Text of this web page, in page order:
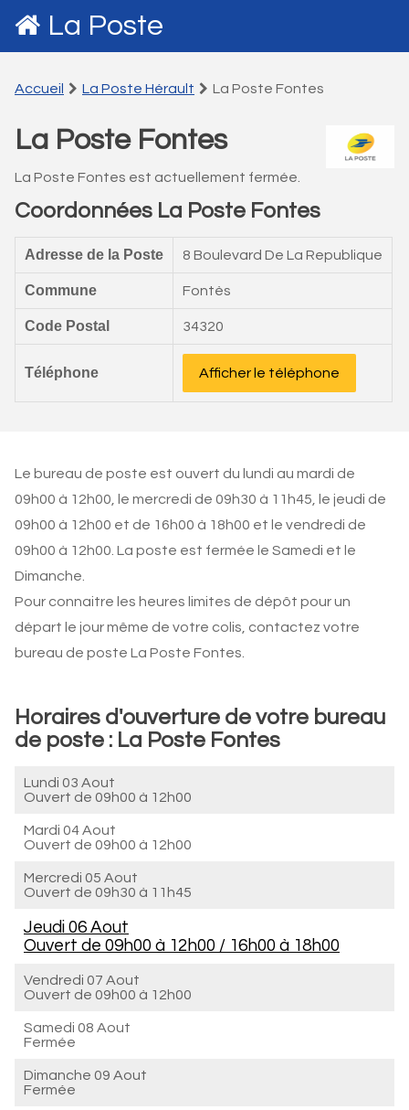
La Poste
Accueil La Poste Hérault La Poste Fontes
La Poste Fontes
La Poste Fontes est actuellement fermée.
Coordonnées La Poste Fontes
Adresse de la Poste 8 Boulevard De La Republique
Commune Fontès
Code Postal 34320
Téléphone Afficher le téléphone
Le bureau de poste est ouvert du lundi au mardi de
09h00 à 12h00, le mercredi de 09h30 à 11h45, le jeudi de
09h00 à 12h00 et de 16h00 à 18h00 et le vendredi de
09h00 à 12h00. La poste est fermée le Samedi et le
Dimanche.
Pour connaitre les heures limites de dépôt pour un
départ le jour même de votre colis, contactez votre
bureau de poste La Poste Fontes.
Horaires d'ouverture de votre bureau
de poste : La Poste Fontes
Lundi 03 Aout
Ouvert de 09h00 à 12h00
Mardi 04 Aout
Ouvert de 09h00 à 12h00
Mercredi 05 Aout
Ouvert de 09h30 à 11h45
Jeudi 06 Aout
Ouvert de 09h00 à 12h00 / 16h00 à 18h00
Vendredi 07 Aout
Ouvert de 09h00 à 12h00
Samedi 08 Aout
Fermée
Dimanche 09 Aout
Fermée